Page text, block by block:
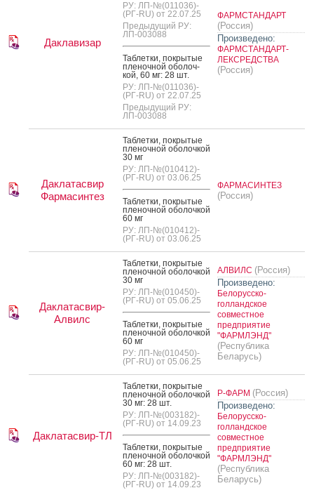
Даклавизар
РУ: ЛП-№(011036)-
(РГ-RU) от 22.07.25
Предыдущий РУ:
ЛП-003088
Таб­летки, пок­ры­тые
пле­ноч­ной обо­лоч­
кой, 60 мг: 28 шт.
РУ: ЛП-№(011036)-
(РГ-RU) от 22.07.25
Предыдущий РУ:
ЛП-003088
ФАРМСТАНДАРТ
(Россия)
Произведено:
ФАРМСТАНДАРТ-
ЛЕКСРЕДСТВА
(Россия)
Даклатасвир
Фармасинтез
Таб­летки, пок­ры­тые
пле­ноч­ной обо­лоч­кой
30 мг
РУ: ЛП-№(010412)-
(РГ-RU) от 03.06.25
Таб­летки, пок­ры­тые
пле­ноч­ной обо­лоч­кой
60 мг
РУ: ЛП-№(010412)-
(РГ-RU) от 03.06.25
ФАРМАСИНТЕЗ
(Россия)
Даклатасвир-
Алвилс
Таб­летки, пок­ры­тые
пле­ноч­ной обо­лоч­кой
30 мг
РУ: ЛП-№(010450)-
(РГ-RU) от 05.06.25
Таб­летки, пок­ры­тые
пле­ноч­ной обо­лоч­кой
60 мг
РУ: ЛП-№(010450)-
(РГ-RU) от 05.06.25
АЛВИЛС (Россия)
Произведено:
Белорусско-
голландское
совместное
предприятие
"ФАРМЛЭНД"
(Республика
Беларусь)
Даклатасвир-ТЛ
Таб­летки, пок­ры­тые
пле­ноч­ной обо­лоч­кой
30 мг: 28 шт.
РУ: ЛП-№(003182)-
(РГ-RU) от 14.09.23
Таб­летки, пок­ры­тые
пле­ноч­ной обо­лоч­кой
60 мг: 28 шт.
РУ: ЛП-№(003182)-
(РГ-RU) от 14.09.23
Р-ФАРМ (Россия)
Произведено:
Белорусско-
голландское
совместное
предприятие
"ФАРМЛЭНД"
(Республика
Беларусь)